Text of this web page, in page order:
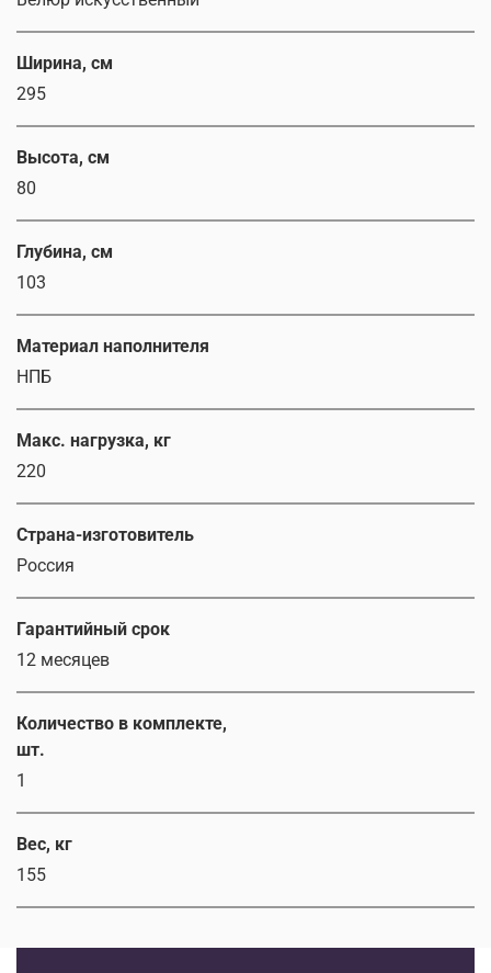
Ширина, см
295
Высота, см
80
Глубина, см
103
Материал наполнителя
НПБ
Макс. нагрузка, кг
220
Страна-изготовитель
Россия
Гарантийный срок
12 месяцев
Количество в комплекте,
шт.
1
Вес, кг
155